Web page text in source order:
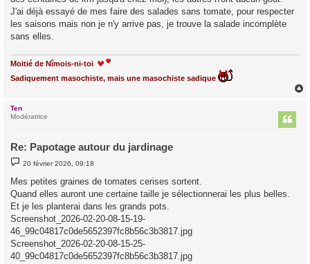
J'ai déjà essayé de mes faire des salades sans tomate, pour respecter
les saisons mais non je n'y arrive pas, je trouve la salade incomplète
sans elles.
Moitié de Nîmois-ni-toi
Sadiquement masochiste, mais une masochiste sadique
Ten
Modératrice
Re: Papotage autour du jardinage
M
e
s
a
g
e
20 février 2026, 09:18
Mes petites graines de tomates cerises sortent.
Quand elles auront une certaine taille je sélectionnerai les plus belles.
Et je les planterai dans les grands pots.
Screenshot_2026-02-20-08-15-19-
46_99c04817c0de5652397fc8b56c3b3817.jpg
Screenshot_2026-02-20-08-15-25-
40_99c04817c0de5652397fc8b56c3b3817.jpg